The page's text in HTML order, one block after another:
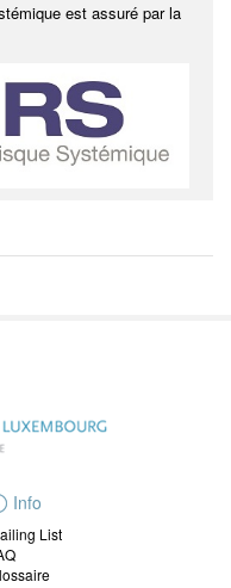
est assuré par la
Info
List